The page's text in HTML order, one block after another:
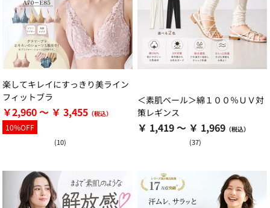
楽してキレイにすっきり美ライン
フィットブラ
￥2,960 ～ ￥ 3,455
10%OFF
(10)
＜素肌ベール＞綿１００％ＵＶ対
策レギンス
￥ 1,419 ～ ￥ 1,969
(37)